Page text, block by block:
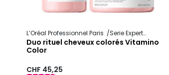
Vitamino Color Spectrum
L’Oréal Professionnel Paris Serie Expert
Duo rituel cheveux colorés Vitamino
Color
CHF 45,25